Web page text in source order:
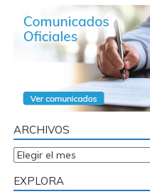
ARCHIVOS
Archivos
EXPLORA